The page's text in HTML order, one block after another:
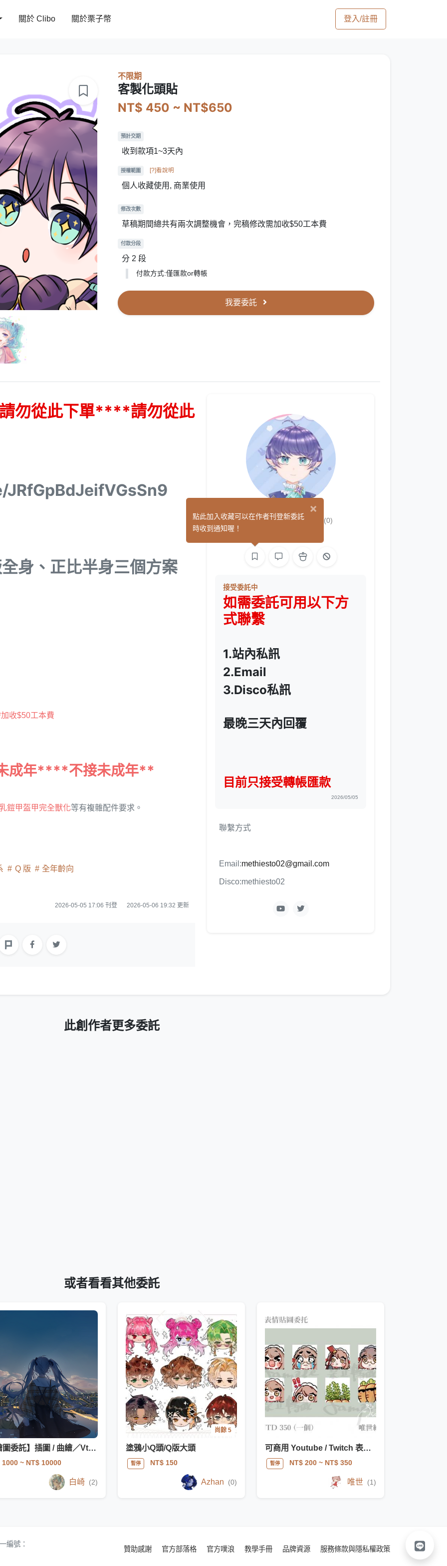
關於 Clibo 關於栗子幣 登入/註冊
不限期
客製化頭貼
NT$ 450 ~ NT$650
預計交期
收到款項1~3天內
授權範圍 [?]看說明
個人收藏使用, 商業使用
修改次數
草稿期間總共有兩次調整機會，完稿修改需加收$50工本費
付款分段
分 2 段
付款方式:僅匯款or轉帳
我要委託
勿從此下單****請勿從此
身、正比半身三個方案
收$50工本費
成年****不接未成年**
鎧甲盔甲完全獸化等有複雜配件要求。
Q 版 全年齡向
2026-05-05 17:06 刊登 2026-05-06 19:32 更新
浮士德Faust (0)
接受委託中
如需委託可用以下方
式聯繫
1.站內私訊
2.Email
3.Disco私訊
最晚三天內回覆
目前只接受轉帳匯款
2026/05/05
聯繫方式
Email:methiesto02@gmail.com
Disco:methiesto02
此創作者更多委託
或者看看其他委託
【繪圖委託】插圖 / 曲繪／Vtuber／可接動圖
1000 ~ NT$ 10000
白崎 (2)
尚餘 5
塗鴉小Q頭/Q版大頭
暫停 NT$ 150
Azhan (0)
可商用 Youtube / Twitch 表情符號貼圖
暫停 NT$ 200~ NT$ 350
唯世 (1)
編號：
贊助感謝 官方部落格 官方噗浪 教學手冊 品牌資源 服務條款與隱私權政策
×
點此加入收藏可以在作者刊登新委託
時收到通知喔！